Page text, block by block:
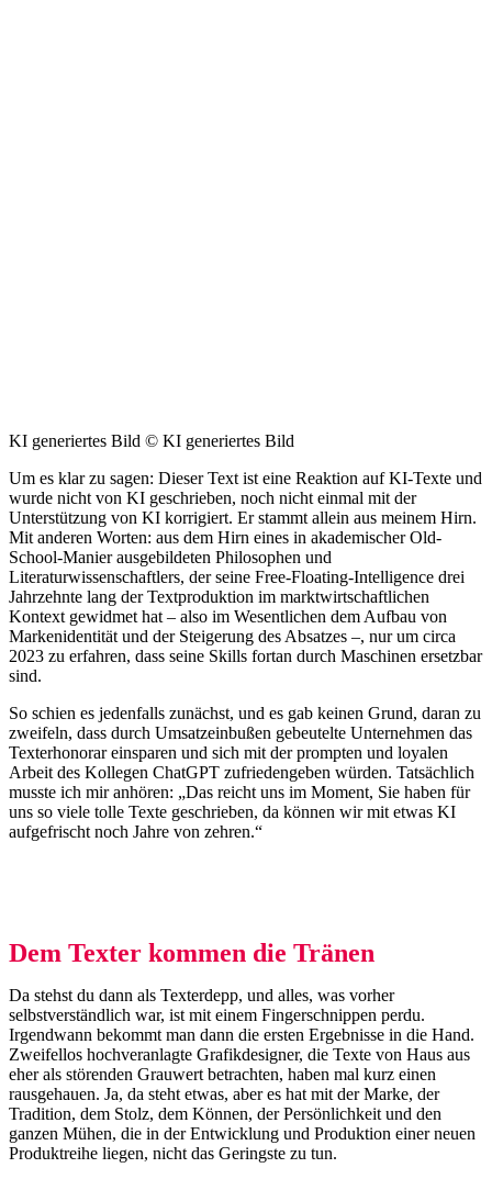
KI generiertes Bild © KI generiertes Bild
Um es klar zu sagen: Dieser Text ist eine Reaktion auf KI-Texte und
wurde nicht von KI geschrieben, noch nicht einmal mit der
Unterstützung von KI korrigiert. Er stammt allein aus meinem Hirn.
Mit anderen Worten: aus dem Hirn eines in akademischer Old-
School-Manier ausgebildeten Philosophen und
Literaturwissenschaftlers, der seine Free-Floating-Intelligence drei
Jahrzehnte lang der Textproduktion im marktwirtschaftlichen
Kontext gewidmet hat – also im Wesentlichen dem Aufbau von
Markenidentität und der Steigerung des Absatzes –, nur um circa
2023 zu erfahren, dass seine Skills fortan durch Maschinen ersetzbar
sind.
So schien es jedenfalls zunächst, und es gab keinen Grund, daran zu
zweifeln, dass durch Umsatzeinbußen gebeutelte Unternehmen das
Texterhonorar einsparen und sich mit der prompten und loyalen
Arbeit des Kollegen ChatGPT zufriedengeben würden. Tatsächlich
musste ich mir anhören: „Das reicht uns im Moment, Sie haben für
uns so viele tolle Texte geschrieben, da können wir mit etwas KI
aufgefrischt noch Jahre von zehren.“
Dem Texter kommen die Tränen
Da stehst du dann als Texterdepp, und alles, was vorher
selbstverständlich war, ist mit einem Fingerschnippen perdu.
Irgendwann bekommt man dann die ersten Ergebnisse in die Hand.
Zweifellos hochveranlagte Grafikdesigner, die Texte von Haus aus
eher als störenden Grauwert betrachten, haben mal kurz einen
rausgehauen. Ja, da steht etwas, aber es hat mit der Marke, der
Tradition, dem Stolz, dem Können, der Persönlichkeit und den
ganzen Mühen, die in der Entwicklung und Produktion einer neuen
Produktreihe liegen, nicht das Geringste zu tun.